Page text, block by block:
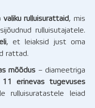
valiku rulluisurattaid , mis
rulluisutajatele.
, et leiaksid just oma
rattad.
mõõdus – diameetriga
11 erinevas tugevuses
rulluisuratastele leiad